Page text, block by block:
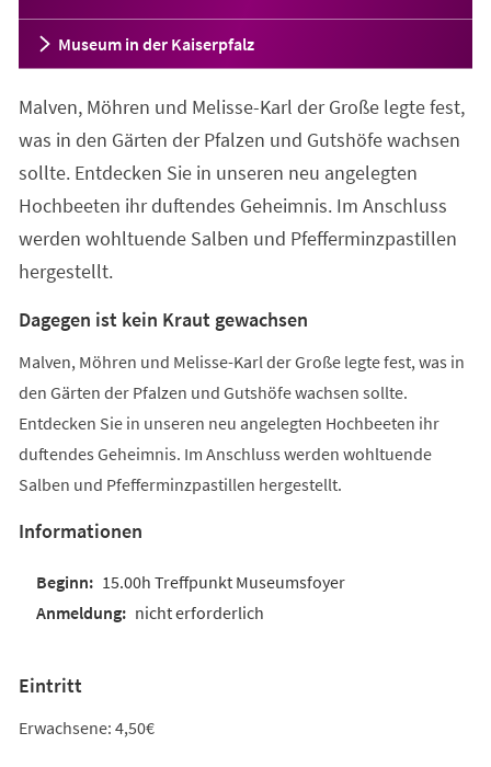
Museum in der Kaiserpfalz
Malven, Möhren und Melisse-Karl der Große legte fest,
was in den Gärten der Pfalzen und Gutshöfe wachsen
sollte. Entdecken Sie in unseren neu angelegten
Hochbeeten ihr duftendes Geheimnis. Im Anschluss
werden wohltuende Salben und Pfefferminzpastillen
hergestellt.
Dagegen ist kein Kraut gewachsen
Malven, Möhren und Melisse-Karl der Große legte fest, was in
den Gärten der Pfalzen und Gutshöfe wachsen sollte.
Entdecken Sie in unseren neu angelegten Hochbeeten ihr
duftendes Geheimnis. Im Anschluss werden wohltuende
Salben und Pfefferminzpastillen hergestellt.
Informationen
15.00h Treffpunkt Museumsfoyer
nicht erforderlich
Eintritt
Erwachsene: 4,50€